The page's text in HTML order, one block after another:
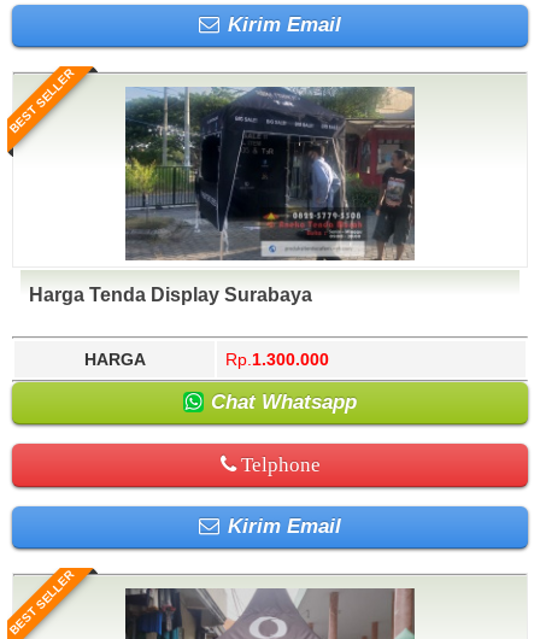
Kirim Email
BEST SELLER
Harga Tenda Display Surabaya
HARGA Rp. 1.300.000
Chat Whatsapp
Telphone
Kirim Email
BEST SELLER